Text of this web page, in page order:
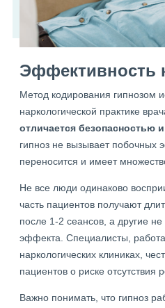
Эффективность
Метод кодирования гипнозом
наркологической практике
отличается безопасностью
гипноз не вызывает побочных
переносится и имеет
Не все люди одинаково
часть пациентов получают
после 1-2 сеансов, а другие
эффекта. Специалисты,
наркологических клиниках,
пациентов о риске отсутствия
Важно понимать, что гипноз